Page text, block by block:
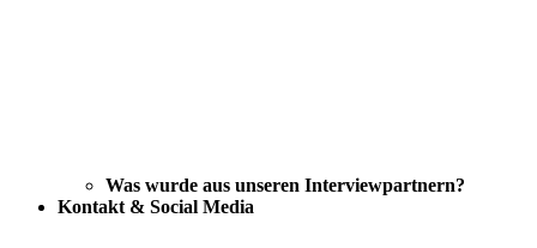
Was wurde aus unseren Interviewpartnern?
Kontakt & Social Media